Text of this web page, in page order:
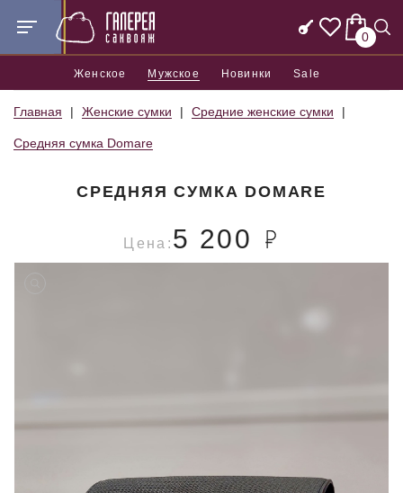
0
Женское Мужское Новинки Sale
Главная Женские сумки Средние женские сумки
Средняя сумка Domare
СРЕДНЯЯ СУМКА DOMARE
Цена: 5 200